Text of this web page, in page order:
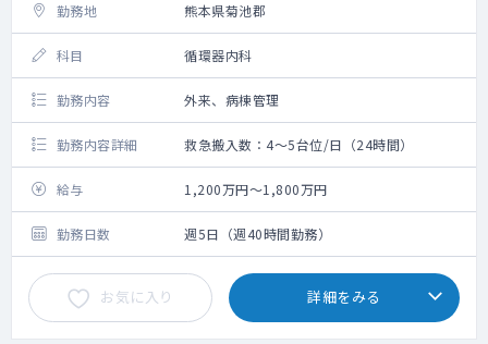
勤務地 熊本県菊池郡
科目 循環器内科
勤務内容 外来、病棟管理
勤務内容詳細 救急搬入数：4～5台位/日（24時間）
給与 1,200万円～1,800万円
勤務日数 週5日（週40時間勤務）
お気に入り 詳細をみる